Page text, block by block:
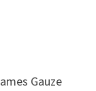
Gauze